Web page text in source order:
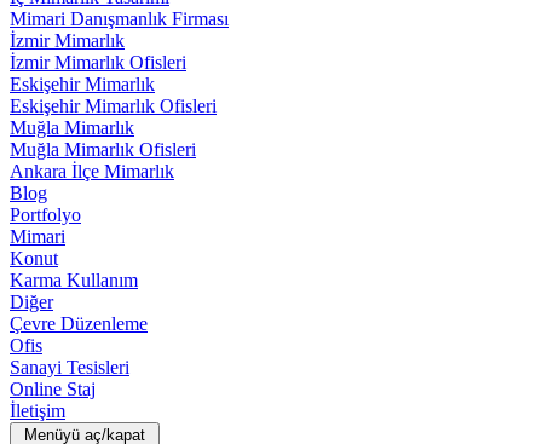
Mimari Danışmanlık Firması
İzmir Mimarlık
İzmir Mimarlık Ofisleri
Eskişehir Mimarlık
Eskişehir Mimarlık Ofisleri
Muğla Mimarlık
Muğla Mimarlık Ofisleri
Ankara İlçe Mimarlık
Blog
Portfolyo
Mimari
Konut
Karma Kullanım
Diğer
Çevre Düzenleme
Ofis
Sanayi Tesisleri
Online Staj
İletişim
Menüyü aç/kapat